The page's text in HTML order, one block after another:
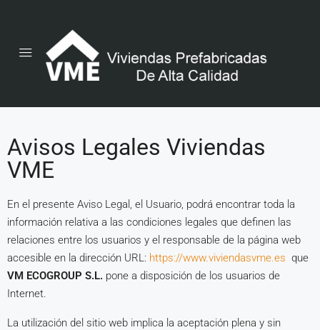
Avisos Legales Viviendas
VME
En el presente Aviso Legal, el Usuario, podrá encontrar toda la
información relativa a las condiciones legales que definen las
relaciones entre los usuarios y el responsable de la página web
accesible en la dirección URL: https://www.viviendasvme.es que
VM ECOGROUP S.L. pone a disposición de los usuarios de
Internet.
La utilización del sitio web implica la aceptación plena y sin